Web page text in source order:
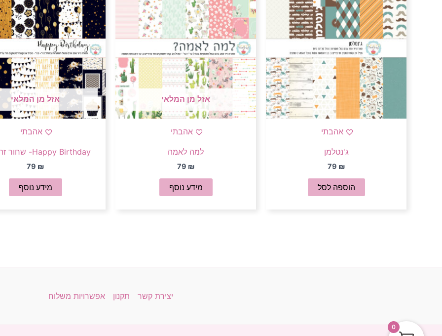
אהבתי
ג'נטלמן
79 ₪
הוספה לסל
אזל מן המלאי
אהבתי
למה לאמה
79 ₪
מידע נוסף
אזל מן המלאי
אהבתי
Happy Birthday- שחור זהב לבן
79 ₪
מידע נוסף
יצירת קשר תקנון אפשרויות משלוח
0